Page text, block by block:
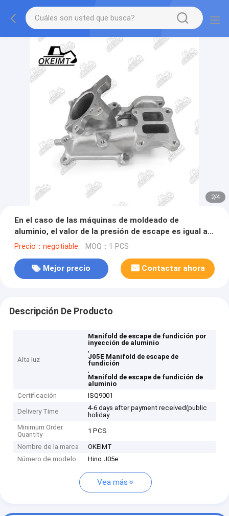
2/4
En el caso de las máquinas de moldeado de
aluminio, el valor de la presión de escape es igual al
valor de la presión de escape de aluminio.
Precio：negotiable MOQ：1 PCS
Mejor precio Contactar ahora
Descripción De Producto
Alta luz
Manifold de escape de fundición por
inyección de aluminio
,
J05E Manifold de escape de
fundición
,
Manifold de escape de fundición de
aluminio
Certificación
ISQ9001
Delivery Time
4-6 days after payment received(public
holiday
Minimum Order
Quantity
1 PCS
Nombre de la marca
OKEIMT
Número de modelo
Hino J05e
Vea más